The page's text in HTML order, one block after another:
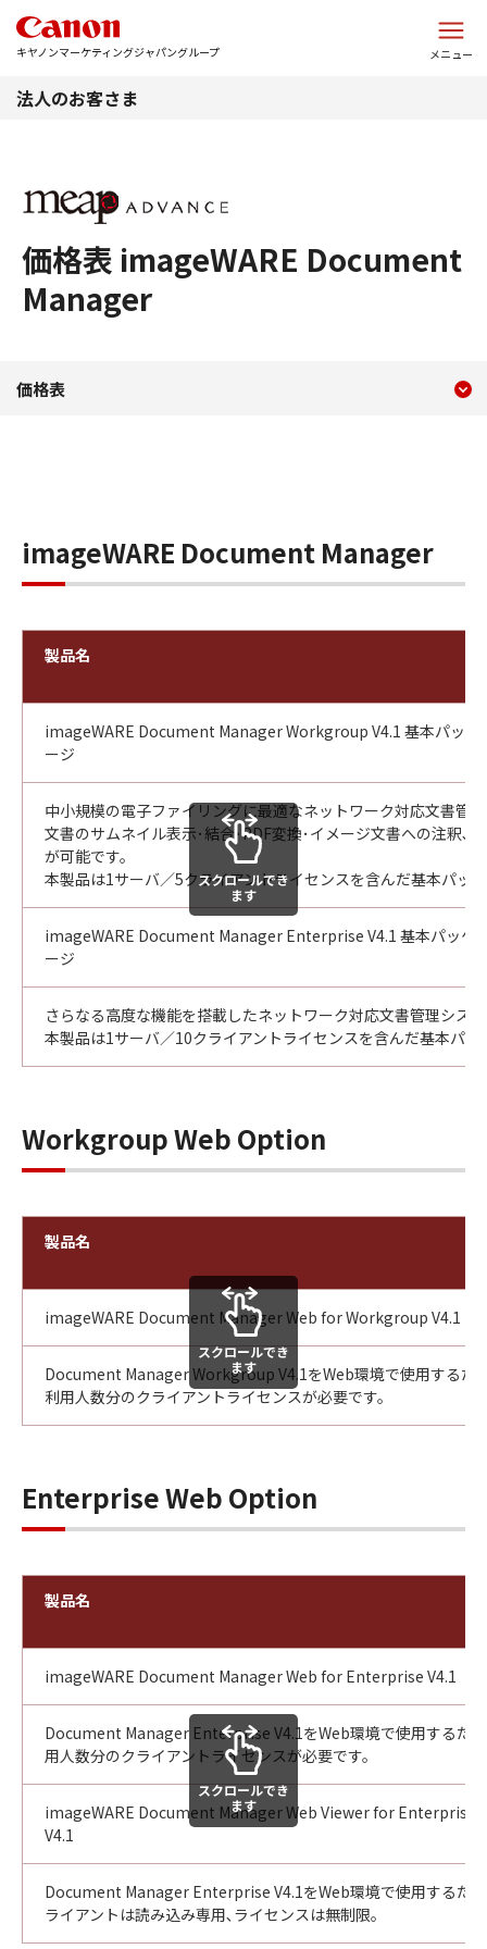
キヤノンマーケティングジャパングループ メニュー
法人のお客さま
価格表 imageWARE Document
Manager
価格表 imageWARE
価格表
imageWARE Document Manager
製品名
imageWARE Document Manager Workgroup V4.1 基本パッケ
ージ
中小規模の電子ファイリングに最適なネットワーク対応文書管
文書のサムネイル表示･結合･PDF変換･イメージ文書への注釈､
が可能です。
本製品は1サーバ／5クライアントライセンスを含んだ基本パッ
imageWARE Document Manager Enterprise V4.1 基本パッケ
ージ
さらなる高度な機能を搭載したネットワーク対応文書管理シス
本製品は1サーバ／10クライアントライセンスを含んだ基本パッ
スクロールでき
ます
Workgroup Web Option
製品名
imageWARE Document Manager Web for Workgroup V4.1
Document Manager Workgroup V4.1をWeb環境で使用するた
利用人数分のクライアントライセンスが必要です。
スクロールでき
ます
Enterprise Web Option
製品名
imageWARE Document Manager Web for Enterprise V4.1
Document Manager Enterprise V4.1をWeb環境で使用するた
用人数分のクライアントライセンスが必要です。
imageWARE Document Manager Web Viewer for Enterprise
V4.1
Document Manager Enterprise V4.1をWeb環境で使用するた
ライアントは読み込み専用､ライセンスは無制限。
スクロールでき
ます